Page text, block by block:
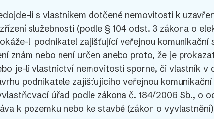
li s vlastníkem dotčené nemovitosti k
služebnosti (podle § 104 odst. 3 zákona o
li podnikatel zajišťující veřejnou
znám nebo není určen anebo proto, že je
je-li vlastnictví nemovitosti sporné, či vlastník v
podnikatele zajišťujícího veřejnou
úřad podle zákona č. 184/2006 Sb., o
k pozemku nebo ke stavbě (zákon o